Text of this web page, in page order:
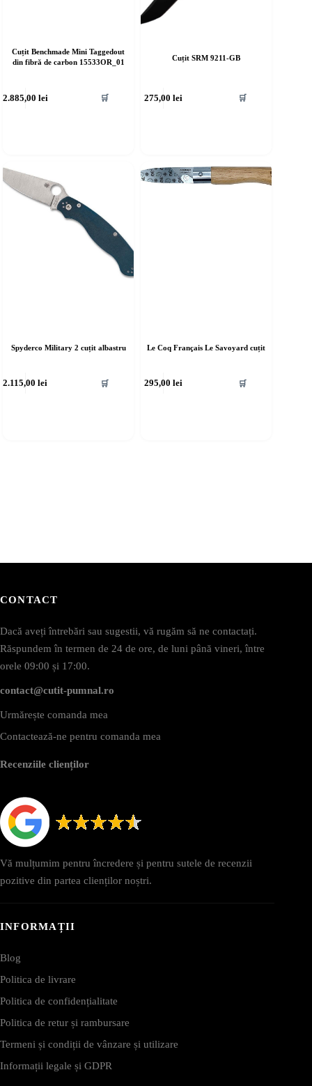
Cuțit Benchmade Mini Taggedout
din fibră de carbon 15533OR_01
2.885,00 lei 🛒
Cuțit SRM 9211-GB
275,00 lei 🛒
Spyderco Military 2 cuțit albastru
2.115,00lei 🛒
Le Coq Français Le Savoyard cuțit
295,00 lei 🛒
CONTACT
Dacă aveți întrebări sau sugestii, vă rugăm să ne contactați.
Răspundem în termen de 24 de ore, de luni până vineri, între
orele 09:00 și 17:00.
contact@cutit-pumnal.ro
Urmărește comanda mea
Contactează-ne pentru comanda mea
Recenziile clienților
Vă mulțumim pentru încredere și pentru sutele de recenzii
pozitive din partea clienților noștri.
INFORMAȚII
Blog
Politica de livrare
Politica de confidențialitate
Politica de retur și rambursare
Termeni și condiții de vânzare și utilizare
Informații legale și GDPR